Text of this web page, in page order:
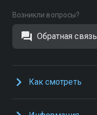
Возникли вопросы?
Обратная связь
Как смотреть